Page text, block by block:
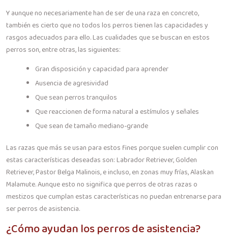
Y aunque no necesariamente han de ser de una raza en concreto,
también es cierto que no todos los perros tienen las capacidades y
rasgos adecuados para ello. Las cualidades que se buscan en estos
perros son, entre otras, las siguientes:
Gran disposición y capacidad para aprender
Ausencia de agresividad
Que sean perros tranquilos
Que reaccionen de forma natural a estímulos y señales
Que sean de tamaño mediano-grande
Las razas que más se usan para estos fines porque suelen cumplir con
estas características deseadas son: Labrador Retriever, Golden
Retriever, Pastor Belga Malinois, e incluso, en zonas muy frías, Alaskan
Malamute. Aunque esto no significa que perros de otras razas o
mestizos que cumplan estas características no puedan entrenarse para
ser perros de asistencia.
¿Cómo ayudan los perros de asistencia?